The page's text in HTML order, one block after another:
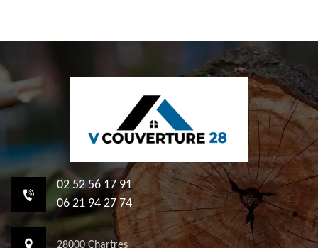
02 52 56 17 91
06 21 94 27 74
28000 Chartres